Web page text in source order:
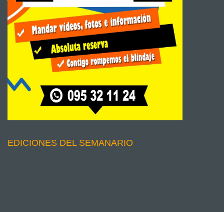
EDICIONES DEL SEMANARIO